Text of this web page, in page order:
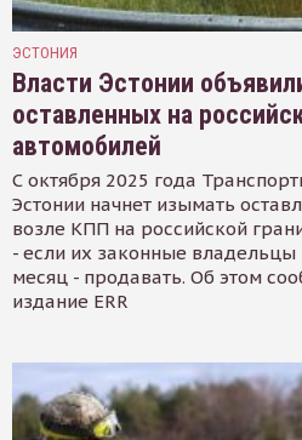
ЭСТОНИЯ
Власти Эстонии
оставленных на
автомобилей
С октября 2025 года
Эстонии начнет изымать
возле КПП на российской
- если их законные владельцы
месяц - продавать. Об этом
издание ERR